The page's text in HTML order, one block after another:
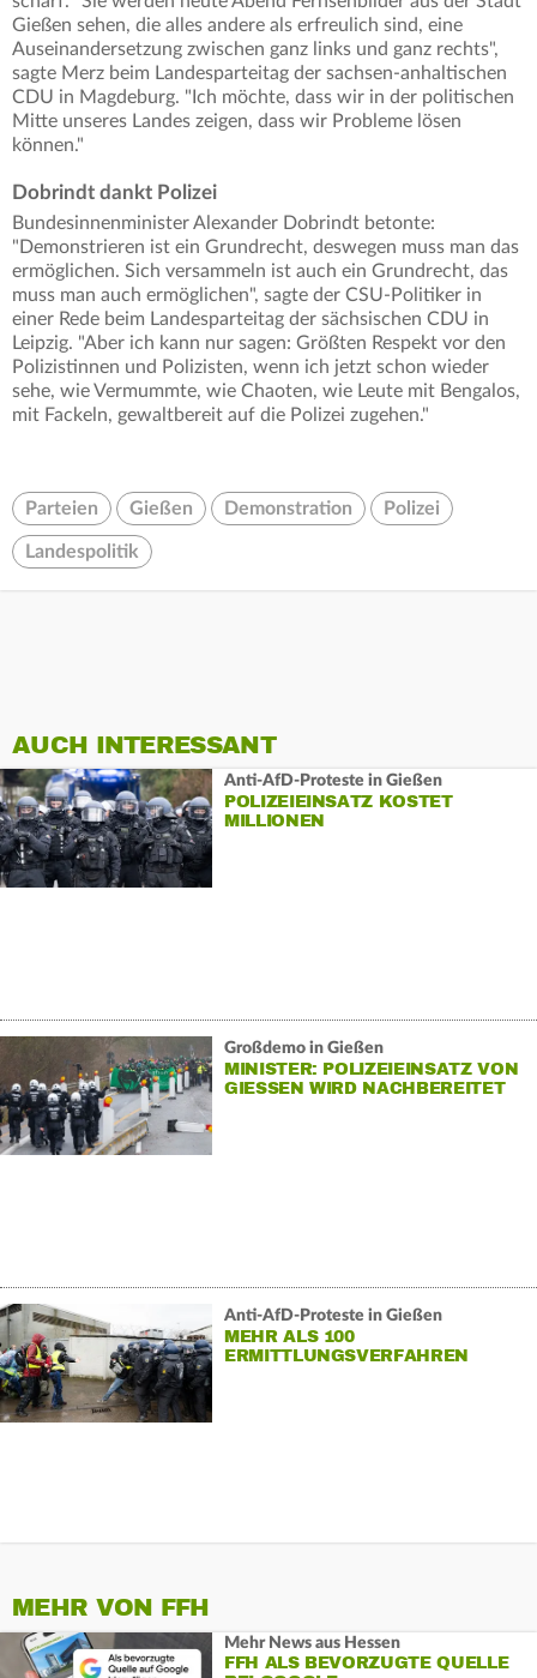
Gießen sehen, die alles andere als erfreulich sind, eine
Auseinandersetzung zwischen ganz links und ganz rechts",
sagte Merz beim Landesparteitag der sachsen-anhaltischen
CDU in Magdeburg. "Ich möchte, dass wir in der politischen
Mitte unseres Landes zeigen, dass wir Probleme lösen
können."
Dobrindt dankt Polizei
Bundesinnenminister Alexander Dobrindt betonte:
"Demonstrieren ist ein Grundrecht, deswegen muss man das
ermöglichen. Sich versammeln ist auch ein Grundrecht, das
muss man auch ermöglichen", sagte der CSU-Politiker in
einer Rede beim Landesparteitag der sächsischen CDU in
Leipzig. "Aber ich kann nur sagen: Größten Respekt vor den
Polizistinnen und Polizisten, wenn ich jetzt schon wieder
sehe, wie Vermummte, wie Chaoten, wie Leute mit Bengalos,
mit Fackeln, gewaltbereit auf die Polizei zugehen."
Parteien Gießen Demonstration Polizei
Landespolitik
AUCH INTERESSANT
Anti-AfD-Proteste in Gießen
POLIZEIEINSATZ KOSTET
MILLIONEN
Großdemo in Gießen
MINISTER: POLIZEIEINSATZ VON
GIESSEN WIRD NACHBEREITET
Anti-AfD-Proteste in Gießen
MEHR ALS 100
ERMITTLUNGSVERFAHREN
MEHR VON FFH
Mehr News aus Hessen
FFH ALS BEVORZUGTE QUELLE